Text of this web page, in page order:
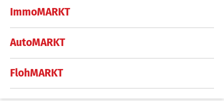
ImmoMARKT
AutoMARKT
FlohMARKT